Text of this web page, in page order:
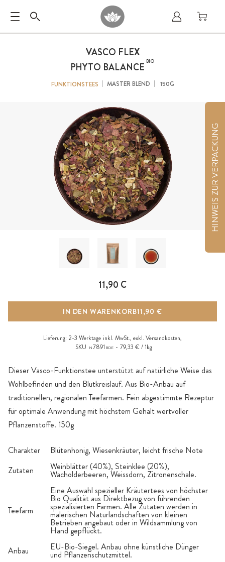
HINWEIS ZUR VERPACKUNG
VASCO FLEX
PHYTO BALANCEBIO
FUNKTIONSTEES MASTER BLEND 150G
Dieser Vasco-Funktionstee unterstützt auf natürliche Weise das
Wohlbefinden und den Blutkreislauf. Aus Bio-Anbau auf
traditionellen, regionalen Teefarmen. Fein abgestimmte Rezeptur
für optimale Anwendung mit höchstem Gehalt wertvoller
Pflanzenstoffe. 150g
Charakter
Blütenhonig, Wiesenkräuter, leicht frische Note
Zutaten
Weinblätter (40%), Steinklee (20%),
Wacholderbeeren, Weissdorn, Zitronenschale.
Teefarm
Eine Auswahl spezieller Kräutertees von höchster
Bio Qualität aus Direktbezug von führenden
spezialisierten Farmen. Alle Zutaten werden in
malerischen Naturlandschaften von kleinen
Betrieben angebaut oder in Wildsammlung von
Hand gepflückt.
Anbau
EU-Bio-Siegel. Anbau ohne künstliche Dünger
und Pflanzenschutzmittel.
11,90 €
IN DEN WARENKORB11,90 €
Lieferung: 2-3 Werktage inkl. MwSt., exkl. Versandkosten,
SKU
N7891 BDE 79,33 € / 1kg